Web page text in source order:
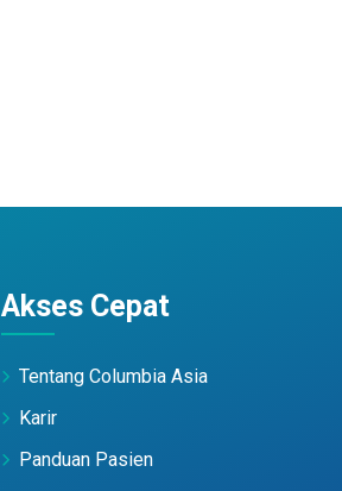
Akses Cepat
Tentang Columbia Asia
Karir
Panduan Pasien